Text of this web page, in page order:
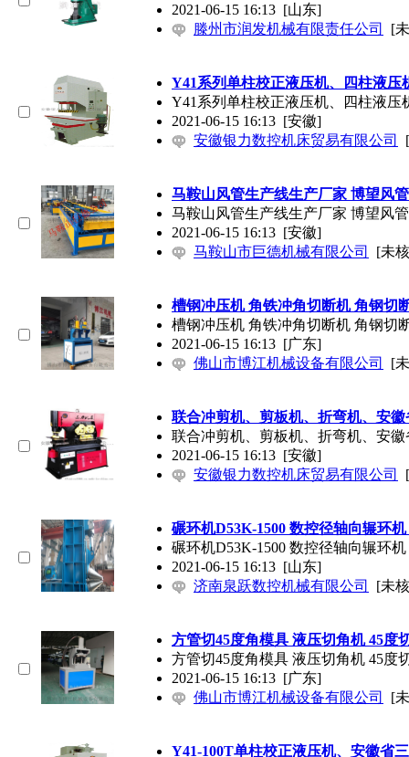
2021-06-15 16:13 [山东]
滕州市润发机械有限责任公司
[
Y41系列单柱校正液压机、四柱液压
Y41系列单柱校正液压机、四柱液压
2021-06-15 16:13 [安徽]
安徽银力数控机床贸易有限公司
马鞍山风管生产线生产厂家 博望风
马鞍山风管生产线生产厂家 博望风
2021-06-15 16:13 [安徽]
马鞍山市巨德机械有限公司
[未
槽钢冲压机 角铁冲角切断机 角钢切
槽钢冲压机 角铁冲角切断机 角钢切
2021-06-15 16:13 [广东]
佛山市博江机械设备有限公司
[
联合冲剪机、剪板机、折弯机、安
联合冲剪机、剪板机、折弯机、安
2021-06-15 16:13 [安徽]
安徽银力数控机床贸易有限公司
碾环机D53K-1500 数控径轴向辗环机
碾环机D53K-1500 数控径轴向辗环机
2021-06-15 16:13 [山东]
济南泉跃数控机械有限公司
[未
方管切45度角模具 液压切角机 45度
方管切45度角模具 液压切角机 45度
2021-06-15 16:13 [广东]
佛山市博江机械设备有限公司
[
Y41-100T单柱校正液压机、安徽省